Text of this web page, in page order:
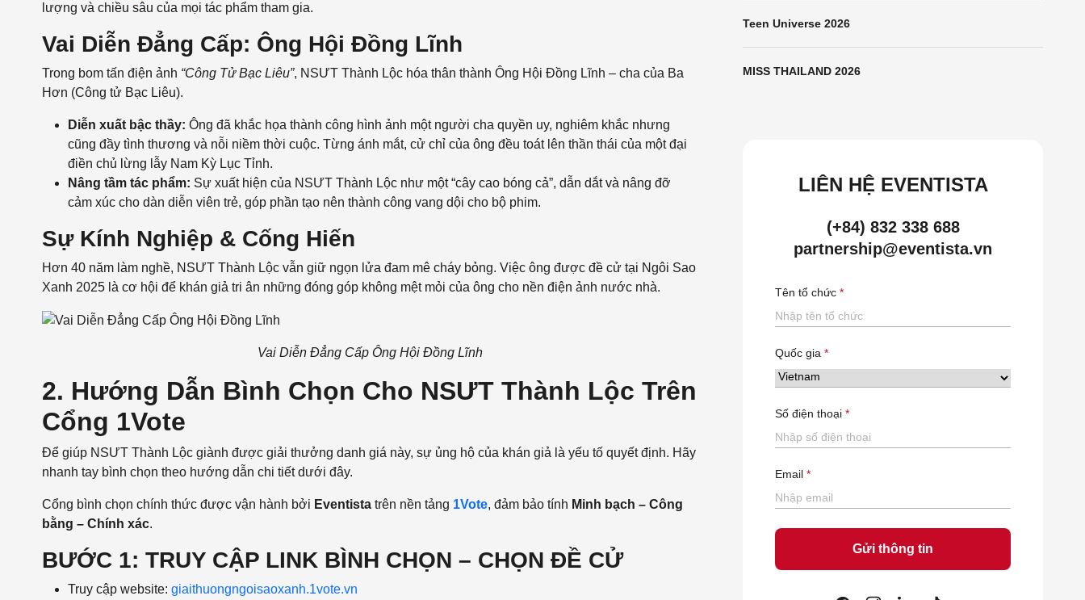
lượng và chiều sâu của mọi tác phẩm tham gia.
Vai Diễn Đẳng Cấp: Ông Hội Đồng Lĩnh
Trong bom tấn điện ảnh “Công Tử Bạc Liêu”, NSƯT Thành Lộc hóa thân thành Ông Hội Đồng Lĩnh – cha của Ba
Hơn (Công tử Bạc Liêu).
Diễn xuất bậc thầy: Ông đã khắc họa thành công hình ảnh một người cha quyền uy, nghiêm khắc nhưng
cũng đầy tình thương và nỗi niềm thời cuộc. Từng ánh mắt, cử chỉ của ông đều toát lên thần thái của một đại
điền chủ lừng lẫy Nam Kỳ Lục Tỉnh.
Nâng tầm tác phẩm: Sự xuất hiện của NSƯT Thành Lộc như một “cây cao bóng cả”, dẫn dắt và nâng đỡ
cảm xúc cho dàn diễn viên trẻ, góp phần tạo nên thành công vang dội cho bộ phim.
Sự Kính Nghiệp & Cống Hiến
Hơn 40 năm làm nghề, NSƯT Thành Lộc vẫn giữ ngọn lửa đam mê cháy bỏng. Việc ông được đề cử tại Ngôi Sao
Xanh 2025 là cơ hội để khán giả tri ân những đóng góp không mệt mỏi của ông cho nền điện ảnh nước nhà.
Vai Diễn Đẳng Cấp Ông Hội Đồng Lĩnh
2. Hướng Dẫn Bình Chọn Cho NSƯT Thành Lộc Trên
Cổng 1Vote
Để giúp NSƯT Thành Lộc giành được giải thưởng danh giá này, sự ủng hộ của khán giả là yếu tố quyết định. Hãy
nhanh tay bình chọn theo hướng dẫn chi tiết dưới đây.
Cổng bình chọn chính thức được vận hành bởi Eventista trên nền tảng 1Vote, đảm bảo tính Minh bạch – Công
bằng – Chính xác.
BƯỚC 1: TRUY CẬP LINK BÌNH CHỌN – CHỌN ĐỀ CỬ
Truy cập website: giaithuongngoisaoxanh.1vote.vn
Teen Universe 2026
MISS THAILAND 2026
LIÊN HỆ EVENTISTA
(+84) 832 338 688
partnership@eventista.vn
Tên tổ chức
Quốc gia
Số điện thoại
Email